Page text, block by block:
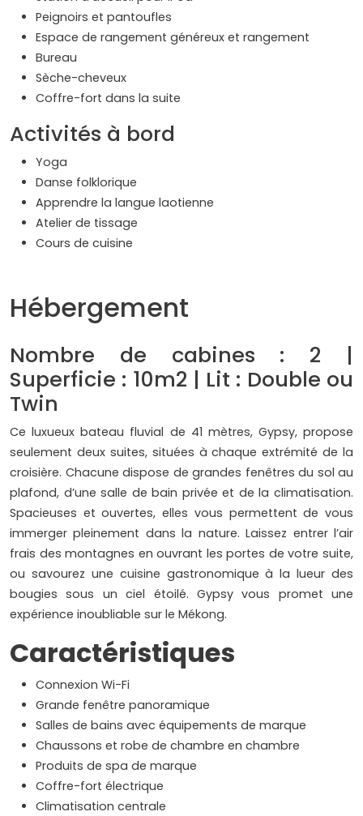
Peignoirs et pantoufles
Espace de rangement généreux et rangement
Bureau
Sèche-cheveux
Coffre-fort dans la suite
Activités à bord
Yoga
Danse folklorique
Apprendre la langue laotienne
Atelier de tissage
Cours de cuisine
Hébergement
Nombre de cabines : 2 |
Superficie : 10m2 | Lit : Double ou
Twin
Ce luxueux bateau fluvial de 41 mètres, Gypsy, propose
seulement deux suites, situées à chaque extrémité de la
croisière. Chacune dispose de grandes fenêtres du sol au
plafond, d’une salle de bain privée et de la climatisation.
Spacieuses et ouvertes, elles vous permettent de vous
immerger pleinement dans la nature. Laissez entrer l’air
frais des montagnes en ouvrant les portes de votre suite,
ou savourez une cuisine gastronomique à la lueur des
bougies sous un ciel étoilé. Gypsy vous promet une
expérience inoubliable sur le Mékong.
Caractéristiques
Connexion Wi-Fi
Grande fenêtre panoramique
Salles de bains avec équipements de marque
Chaussons et robe de chambre en chambre
Produits de spa de marque
Coffre-fort électrique
Climatisation centrale